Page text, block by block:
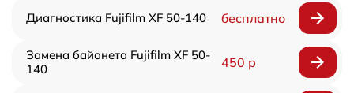
Диагностика Fujifilm XF 50-140 бесплатно
Замена байонета Fujifilm XF 50-
140
450 р